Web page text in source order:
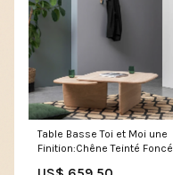
Table Basse Toi et Moi une
Finition:Chêne Teinté Foncé